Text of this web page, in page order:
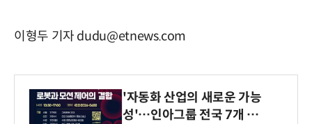
이형두 기자 dudu@etnews.com
'자동화 산업의 새로운 가능
성'…인아그룹 전국 7개 도